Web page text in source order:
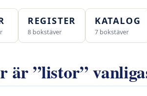
REGISTER
8 bokstäver
KATALOG
7 bokstäver
är ”listor”